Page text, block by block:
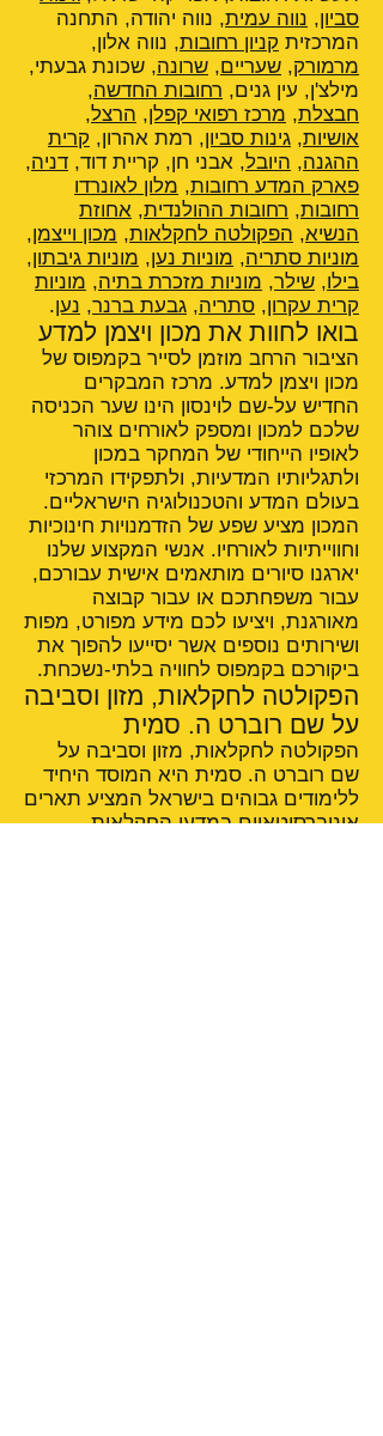
סביון, נווה עמית, נווה יהודה, התחנה
המרכזית קניון רחובות, נווה אלון,
מרמורק, שעריים, שרונה, שכונת גבעתי,
מילצ'ן, עין גנים, רחובות החדשה,
חבצלת, מרכז רפואי קפלן, הרצל,
אושיות, גינות סביון, רמת אהרון, קרית
ההגנה, היובל, אבני חן, קריית דוד, דניה,
פארק המדע רחובות, מלון לאונרדו
רחובות, רחובות ההולנדית, אחוזת
הנשיא, הפקולטה לחקלאות, מכון וייצמן,
מוניות סתריה, מוניות נען, מוניות גיבתון,
בילו, שילר, מוניות מזכרת בתיה, מוניות
קרית עקרון, סתריה, גבעת ברנר, נען.
בואו לחוות את מכון ויצמן למדע
הציבור הרחב מוזמן לסייר בקמפוס של
מכון ויצמן למדע. מרכז המבקרים
החדיש על-שם לוינסון הינו שער הכניסה
שלכם למכון ומספק לאורחים צוהר
לאופיו הייחודי של המחקר במכון
ולתגליותיו המדעיות, ולתפקידו המרכזי
בעולם המדע והטכנולוגיה הישראליים.
המכון מציע שפע של הזדמנויות חינוכיות
וחווייתיות לאורחיו. אנשי המקצוע שלנו
יארגנו סיורים מותאמים אישית עבורכם,
עבור משפחתכם או עבור קבוצה
מאורגנת, ויציעו לכם מידע מפורט, מפות
ושירותים נוספים אשר יסייעו להפוך את
ביקורכם בקמפוס לחוויה בלתי-נשכחת.
הפקולטה לחקלאות, מזון וסביבה
על שם רוברט ה. סמית
הפקולטה לחקלאות, מזון וסביבה על
שם רוברט ה. סמית היא המוסד היחיד
ללימודים גבוהים בישראל המציע תארים
אוניברסיטאיים במדעי החקלאות.